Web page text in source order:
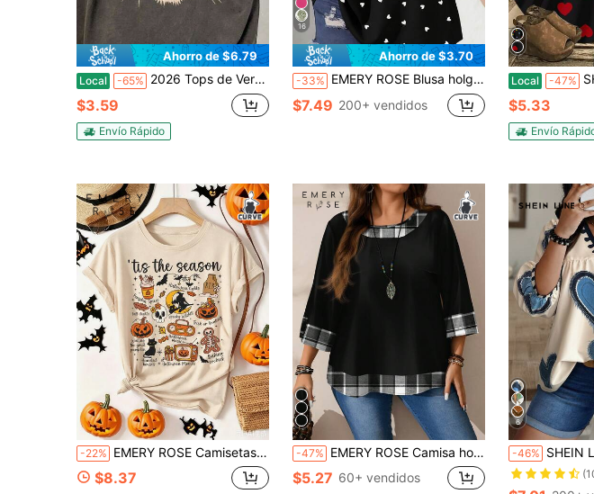
Ahorro de $6.79
Local -65% 2026 Tops de Verano para Mujer con Estampado Vintage de Cara de Tigre, Camisa Lavada - Ajuste Holgado y Relajado, Manga Corta, Cuello Redondo, Ropa Casual de Playa de Verano, Suave y Transpirable
$3.59
Envío Rápido
16
Ahorro de $3.70
-33% EMERY ROSE Blusa holgada casual con estampado de corazón y volantes para mujer de talla grande, adecuada para uso diario, vacaciones, fiestas y días festivos, blusa rosa para damas, conjunto de vacaciones para mujer, camisa elegante para mujer, blusas y camisetas para mujer, camisas casuales y bonitas para mujer, blusas premium para mujer, blusas de trabajo, ropa de mujer YSK, ropa de dama, blusas y tops para mujer
$7.49 200+ vendidos
Local -47% SHEIN LUNE
$5.33
Envío
-22% EMERY ROSE Camisetas de Halloween, Camisetas de Halloween para mujer, Camisetas con estampado de fantasmas
$8.37
-47% EMERY ROSE Camisa holgada de cuello redondo con estampado integral para mujer de talla grande, otoño/invierno
$5.27 60+ vendidos
6
-46% SHEIN LUNE Camisa de